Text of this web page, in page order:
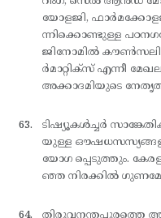
യോളജി,
ന്നിക്കൊണ്ടുള്ള
ജിനോമില്‍
ര്‍മാറ്റിക്സ് എന്നീ
അക്കാദമിയുടെ
ടിഷ്യൂകള്‍ച്ചര്‍
യുള്ള
യോഗ പ്പെടുത്തും.
ഞ്ഞ നിരക്കില്‍
തിരുവനന്തപുരത്തെ